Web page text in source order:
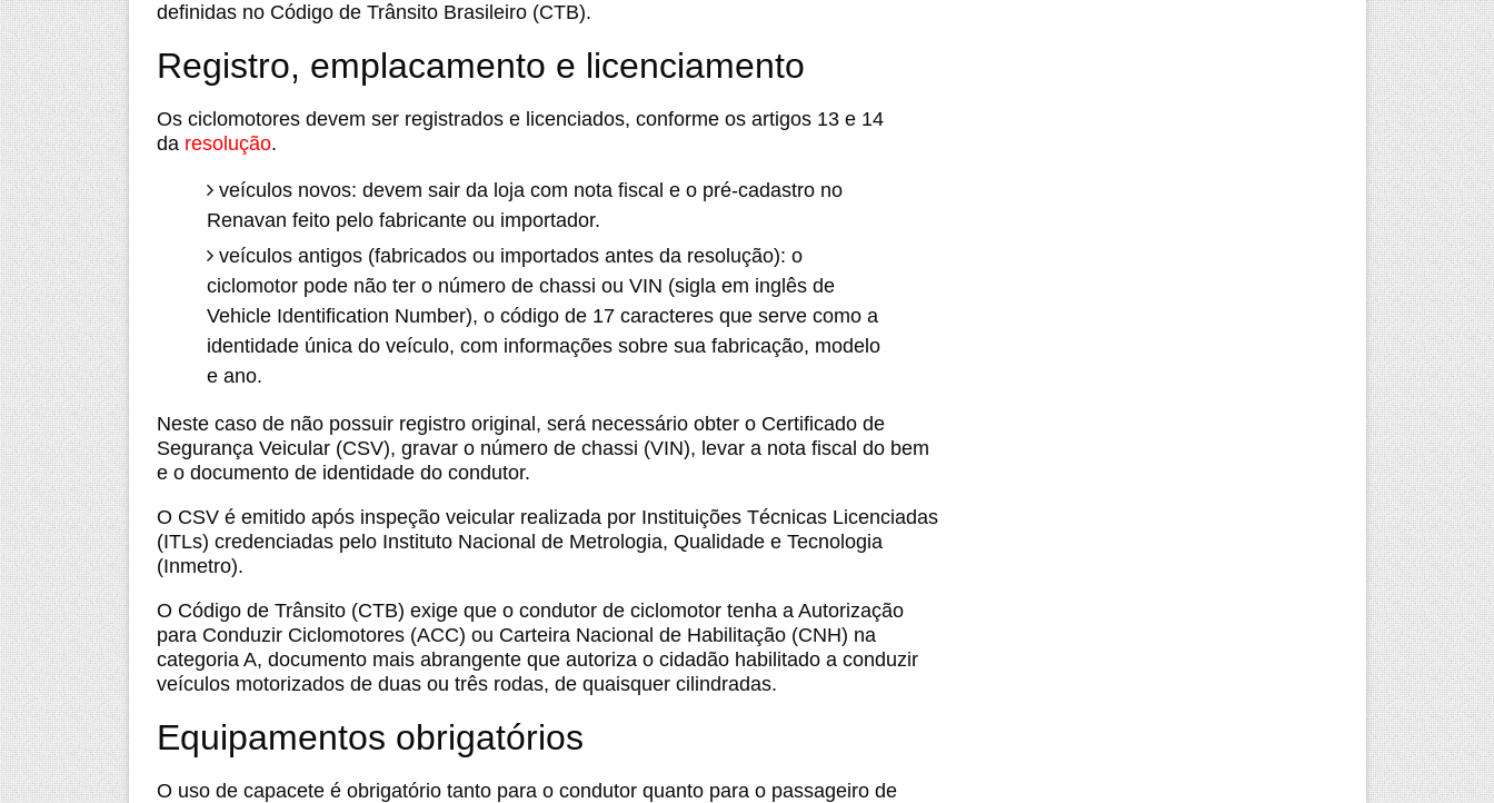
definidas no Código de Trânsito Brasileiro (CTB).
Registro, emplacamento e licenciamento
Os ciclomotores devem ser registrados e licenciados, conforme os artigos 13 e 14
da resolução.
veículos novos: devem sair da loja com nota fiscal e o pré-cadastro no
Renavan feito pelo fabricante ou importador.
veículos antigos (fabricados ou importados antes da resolução): o
ciclomotor pode não ter o número de chassi ou VIN (sigla em inglês de
Vehicle Identification Number), o código de 17 caracteres que serve como a
identidade única do veículo, com informações sobre sua fabricação, modelo
e ano.
Neste caso de não possuir registro original, será necessário obter o Certificado de
Segurança Veicular (CSV), gravar o número de chassi (VIN), levar a nota fiscal do bem
e o documento de identidade do condutor.
O CSV é emitido após inspeção veicular realizada por Instituições Técnicas Licenciadas
(ITLs) credenciadas pelo Instituto Nacional de Metrologia, Qualidade e Tecnologia
(Inmetro).
O Código de Trânsito (CTB) exige que o condutor de ciclomotor tenha a Autorização
para Conduzir Ciclomotores (ACC) ou Carteira Nacional de Habilitação (CNH) na
categoria A, documento mais abrangente que autoriza o cidadão habilitado a conduzir
veículos motorizados de duas ou três rodas, de quaisquer cilindradas.
Equipamentos obrigatórios
O uso de capacete é obrigatório tanto para o condutor quanto para o passageiro de